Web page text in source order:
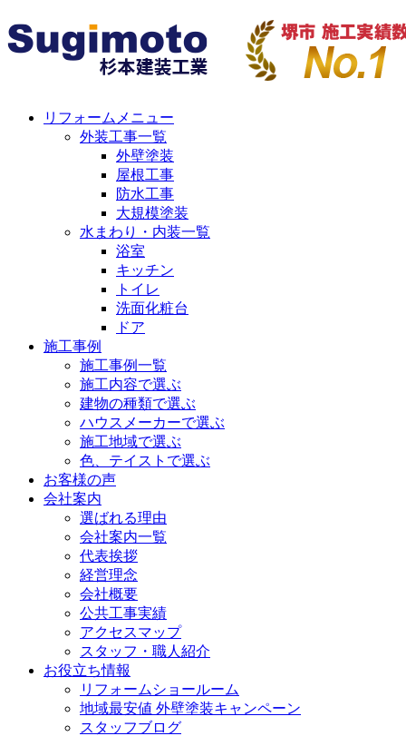
リフォームメニュー
外装工事一覧
外壁塗装
屋根工事
防水工事
大規模塗装
水まわり・内装一覧
浴室
キッチン
トイレ
洗面化粧台
ドア
施工事例
施工事例一覧
施工内容で選ぶ
建物の種類で選ぶ
ハウスメーカーで選ぶ
施工地域で選ぶ
色、テイストで選ぶ
お客様の声
会社案内
選ばれる理由
会社案内一覧
代表挨拶
経営理念
会社概要
公共工事実績
アクセスマップ
スタッフ・職人紹介
お役立ち情報
リフォームショールーム
地域最安値 外壁塗装キャンペーン
スタッフブログ